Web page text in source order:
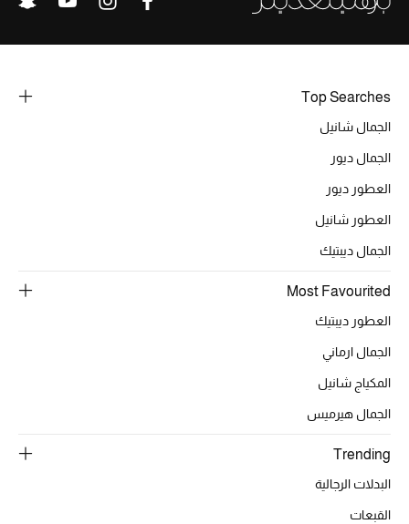
Top Searches
الجمال شانيل
الجمال ديور
العطور ديور
العطور شانيل
الجمال ديبتيك
Most Favourited
العطور ديبتيك
الجمال ارماني
المكياج شانيل
الجمال هيرميس
Trending
البدلات الرجالية
القبعات